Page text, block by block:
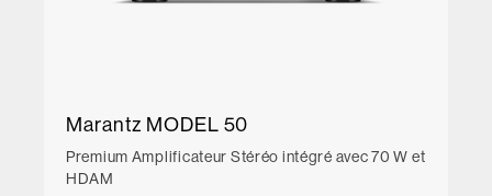
Marantz MODEL 50
Premium Amplificateur Stéréo intégré avec 70 W et
HDAM